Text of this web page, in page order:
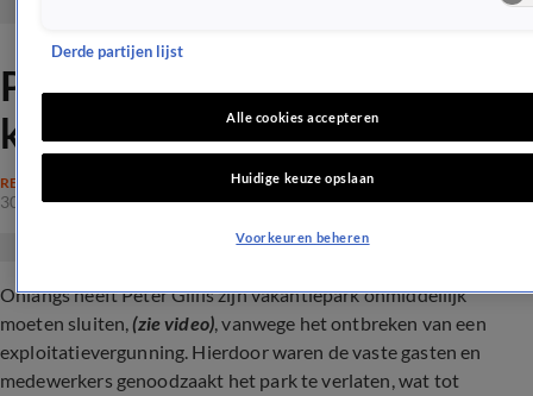
Peter Gillis reageert op
klachten en onrust
REALITY
30 jan 2024, 12:03
Onlangs heeft Peter Gillis zijn vakantiepark onmiddellijk
moeten sluiten,(zie video), vanwege het ontbreken van een
exploitatievergunning. Hierdoor waren de vaste gasten en
medewerkers genoodzaakt het park te verlaten, wat tot
Derde partijen lijst
Alle cookies accepteren
Huidige keuze opslaan
Voorkeuren beheren